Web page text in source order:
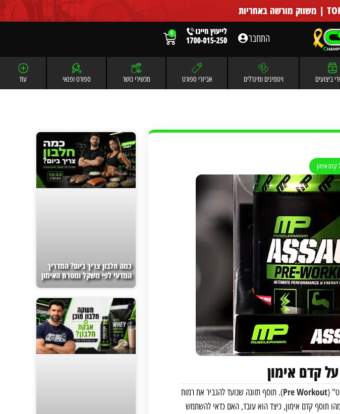
התחבר 0
ביצועים ויטמינים ומינרלים אביזרי ספורט מכשירי כושר ספורט ופנאי עוד
קדם אימון
קדם אימון
(
Pre Workout). תוסף תזונה שנועד להגביר את רמות
תוסף קדם אימון, כיצד הוא עובד, האם כדאי להשתמש
כמה חלבון צריך ביום? המדריך
המדעי לפי משקל ומטרת האימון